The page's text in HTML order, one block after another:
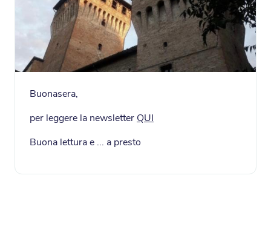
Buonasera,
per leggere la newsletter QUI
Buona lettura e ... a presto